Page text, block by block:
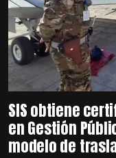
SIS obtiene
en Gestión
modelo de